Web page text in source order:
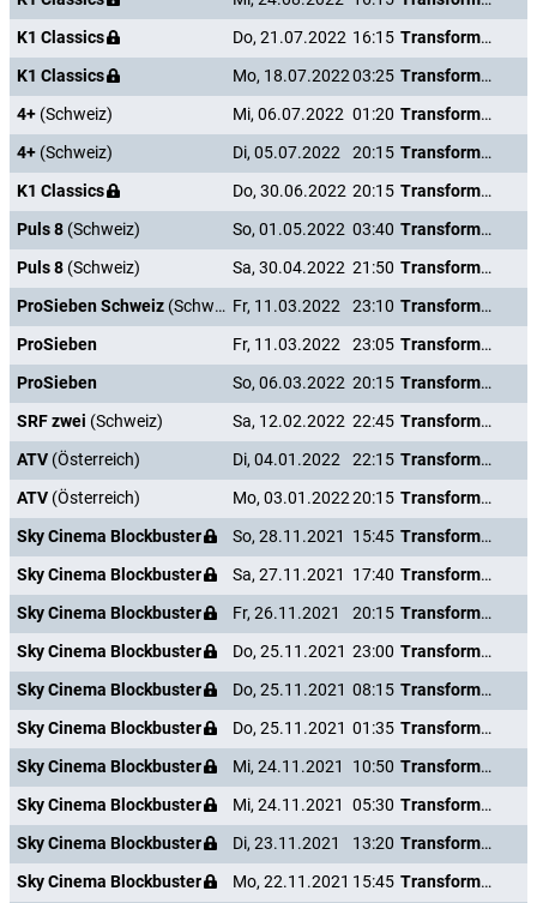
K1 Classics
Do, 21.07.2022 16:15
Transformers: The Last Knight
K1 Classics
Mo, 18.07.202203:25
Transformers: The Last Knight
4+ (Schweiz) Mi, 06.07.2022 01:20
Transformers: The Last Knight
4+ (Schweiz) Di, 05.07.2022 20:15
Transformers: The Last Knight
K1 Classics
Do, 30.06.2022 20:15
Transformers: The Last Knight
Puls 8 (Schweiz) So, 01.05.2022 03:40
Transformers: The Last Knight
Puls 8 (Schweiz) Sa, 30.04.2022 21:50
Transformers: The Last Knight
ProSieben Schweiz (Schweiz) Fr, 11.03.2022 23:10
Transformers: The Last Knight
ProSieben
Fr, 11.03.2022 23:05
Transformers: The Last Knight
ProSieben
So, 06.03.2022 20:15
Transformers: The Last Knight
SRF zwei (Schweiz) Sa, 12.02.2022 22:45
Transformers: The Last Knight
ATV (Österreich) Di, 04.01.2022 22:15
Transformers: The Last Knight
ATV (Österreich) Mo, 03.01.202220:15
Transformers: The Last Knight
Sky Cinema Blockbuster
So, 28.11.2021 15:45
Transformers: The Last Knight
Sky Cinema Blockbuster
Sa, 27.11.2021 17:40
Transformers: The Last Knight
Sky Cinema Blockbuster
Fr, 26.11.2021 20:15
Transformers: The Last Knight
Sky Cinema Blockbuster
Do, 25.11.2021 23:00
Transformers: The Last Knight
Sky Cinema Blockbuster
Do, 25.11.2021 08:15
Transformers: The Last Knight
Sky Cinema Blockbuster
Do, 25.11.2021 01:35
Transformers: The Last Knight
Sky Cinema Blockbuster
Mi, 24.11.2021 10:50
Transformers: The Last Knight
Sky Cinema Blockbuster
Mi, 24.11.2021 05:30
Transformers: The Last Knight
Sky Cinema Blockbuster
Di, 23.11.2021 13:20
Transformers: The Last Knight
Sky Cinema Blockbuster
Mo, 22.11.2021 15:45
Transformers: The Last Knight